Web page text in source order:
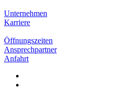
Unternehmen
Karriere
Öffnungszeiten
Ansprechpartner
Anfahrt